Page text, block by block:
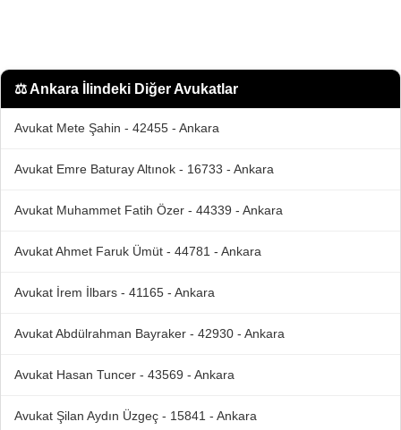
⚖️Ankara İlindeki Diğer Avukatlar
Avukat Mete Şahin - 42455 - Ankara
Avukat Emre Baturay Altınok - 16733 - Ankara
Avukat Muhammet Fatih Özer - 44339 - Ankara
Avukat Ahmet Faruk Ümüt - 44781 - Ankara
Avukat İrem İlbars - 41165 - Ankara
Avukat Abdülrahman Bayraker - 42930 - Ankara
Avukat Hasan Tuncer - 43569 - Ankara
Avukat Şilan Aydın Üzgeç - 15841 - Ankara